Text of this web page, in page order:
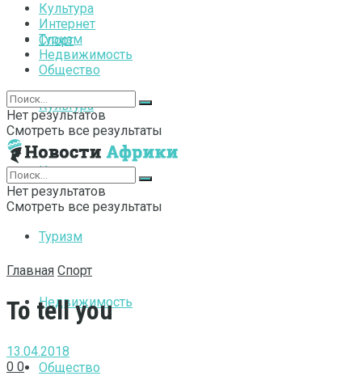
Спорт
Культура
Интернет
Туризм
Недвижимость
Общество
Культура
Интернет
Туризм
Недвижимость
Общество
Нет результатов
Смотреть все результаты
Нет результатов
Смотреть все результаты
Главная Спорт
To tell you
13.04.2018
0 0